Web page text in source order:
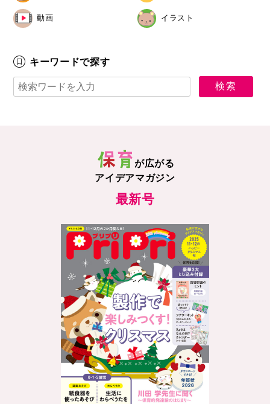
動画 イラスト
キーワードで探す
が広がる
アイデアマガジン
最新号